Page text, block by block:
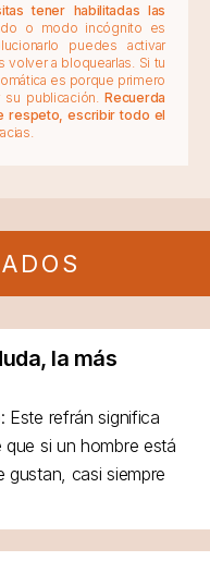
tener habilitadas las
o modo incógnito es
puedes activar
a bloquearlas. Si tu
es porque primero
su publicación.Recuerda
respeto, escribir todo el
la más
Este refrán significa
que si un hombre está
gustan, casi siempre